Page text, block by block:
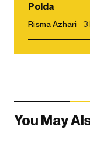
Polda
Risma Azhari 3
You May